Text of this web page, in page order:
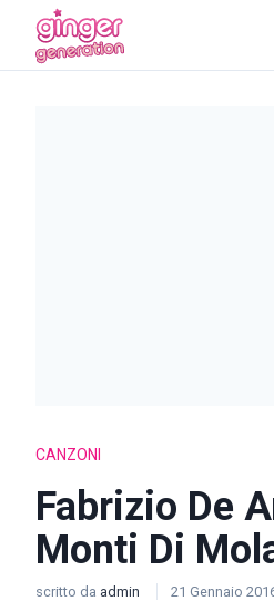
CANZONI
Fabrizio De
Monti Di
scritto da admin 21 Gennaio